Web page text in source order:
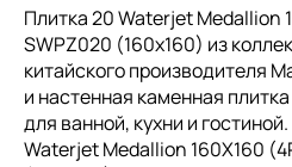
Плитка 20 Waterjet Medallion
SWPZ020 (160x160) из
китайского производителя
и настенная каменная
для ванной, кухни и
Waterjet Medallion 160X160